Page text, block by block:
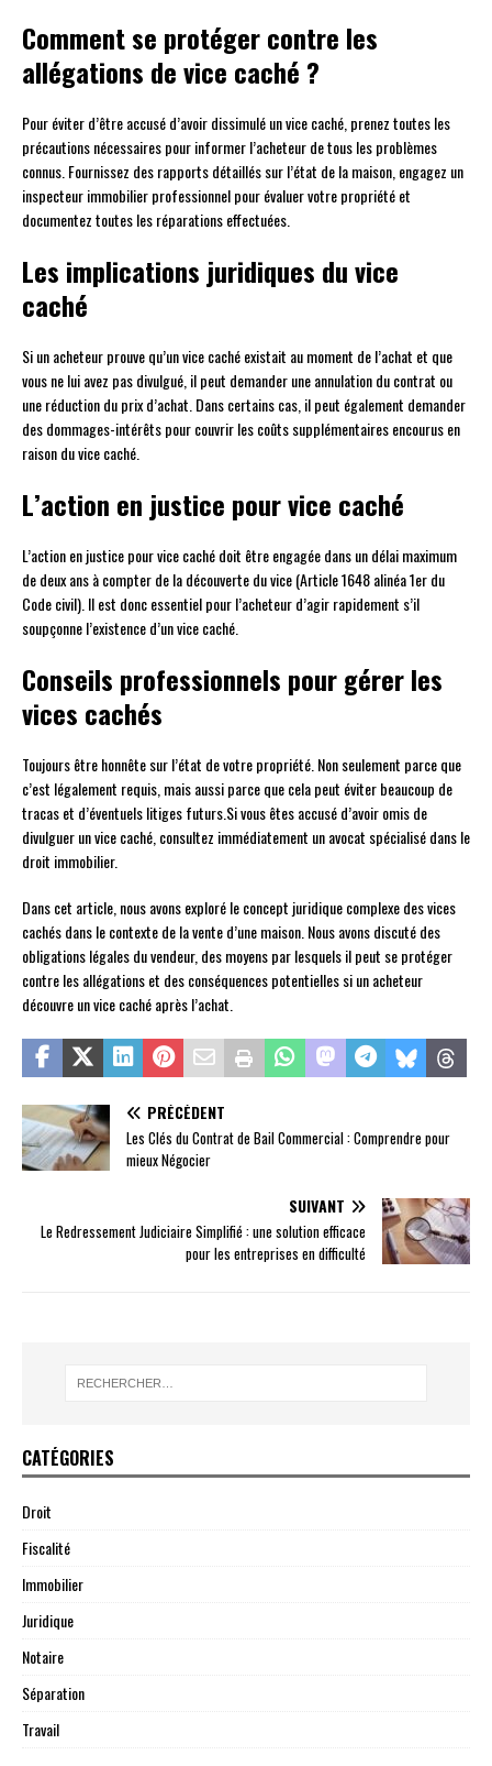
Comment se protéger contre les
allégations de vice caché ?
Pour éviter d’être accusé d’avoir dissimulé un vice caché, prenez toutes les
précautions nécessaires pour informer l’acheteur de tous les problèmes
connus. Fournissez des rapports détaillés sur l’état de la maison, engagez un
inspecteur immobilier professionnel pour évaluer votre propriété et
documentez toutes les réparations effectuées.
Les implications juridiques du vice
caché
Si un acheteur prouve qu’un vice caché existait au moment de l’achat et que
vous ne lui avez pas divulgué, il peut demander une annulation du contrat ou
une réduction du prix d’achat. Dans certains cas, il peut également demander
des dommages-intérêts pour couvrir les coûts supplémentaires encourus en
raison du vice caché.
L’action en justice pour vice caché
L’action en justice pour vice caché doit être engagée dans un délai maximum
de deux ans à compter de la découverte du vice (Article 1648 alinéa 1er du
Code civil). Il est donc essentiel pour l’acheteur d’agir rapidement s’il
soupçonne l’existence d’un vice caché.
Conseils professionnels pour gérer les
vices cachés
Toujours être honnête sur l’état de votre propriété. Non seulement parce que
c’est légalement requis, mais aussi parce que cela peut éviter beaucoup de
tracas et d’éventuels litiges futurs.Si vous êtes accusé d’avoir omis de
divulguer un vice caché, consultez immédiatement un avocat spécialisé dans le
droit immobilier.
Dans cet article, nous avons exploré le concept juridique complexe des vices
cachés dans le contexte de la vente d’une maison. Nous avons discuté des
obligations légales du vendeur, des moyens par lesquels il peut se protéger
contre les allégations et des conséquences potentielles si un acheteur
découvre un vice caché après l’achat.
PRÉCÉDENT
Les Clés du Contrat de Bail Commercial : Comprendre pour
mieux Négocier
SUIVANT
Le Redressement Judiciaire Simplifié : une solution efficace
pour les entreprises en difficulté
CATÉGORIES
Droit
Fiscalité
Immobilier
Juridique
Notaire
Séparation
Travail